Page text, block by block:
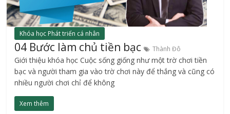
Khóa học Phát triển cá nhân
04 Bước làm chủ tiền bạc Thành Đô
Giới thiệu khóa học Cuộc sống giống như một trờ chơi tiền
bạc và người tham gia vào trờ chơi này để thắng và cũng có
nhiều người chơi chỉ để không
Xem thêm